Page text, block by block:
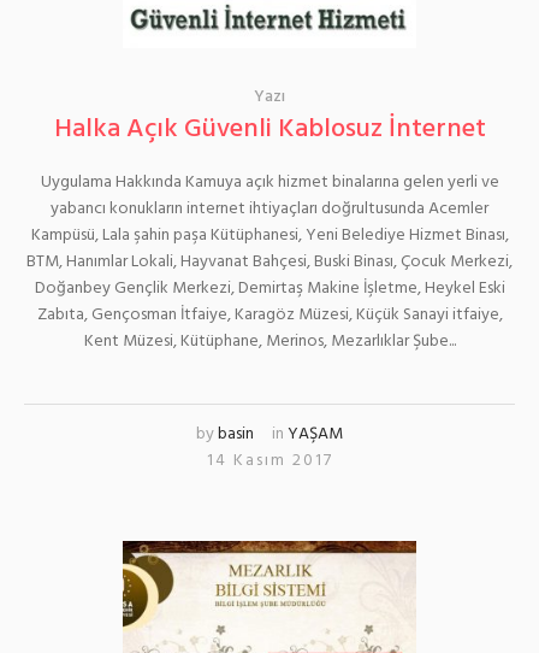
Yazı
Halka Açık Güvenli Kablosuz İnternet
Uygulama Hakkında Kamuya açık hizmet binalarına gelen yerli ve
yabancı konukların internet ihtiyaçları doğrultusunda Acemler
Kampüsü, Lala şahin paşa Kütüphanesi, Yeni Belediye Hizmet Binası,
BTM, Hanımlar Lokali, Hayvanat Bahçesi, Buski Binası, Çocuk Merkezi,
Doğanbey Gençlik Merkezi, Demirtaş Makine İşletme, Heykel Eski
Zabıta, Gençosman İtfaiye, Karagöz Müzesi, Küçük Sanayi itfaiye,
Kent Müzesi, Kütüphane, Merinos, Mezarlıklar Şube...
bybasin inYAŞAM
14 Kasım 2017